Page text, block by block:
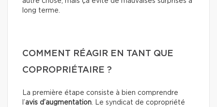
long terme.
COMMENT RÉAGIR EN TANT QUE
COPROPRIÉTAIRE ?
La première étape consiste à bien comprendre
l’avis d’augmentation. Le syndicat de copropriété